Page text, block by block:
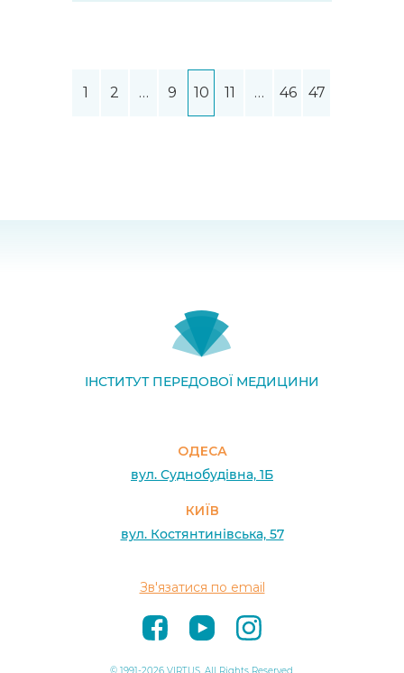
1 2 … 9 10 11 … 46 47
ІНСТИТУТ ПЕРЕДОВОЇ МЕДИЦИНИ
ОДЕСА
вул. Суднобудівна, 1Б
КИЇВ
вул. Костянтинівська, 57
Зв'язатися по email